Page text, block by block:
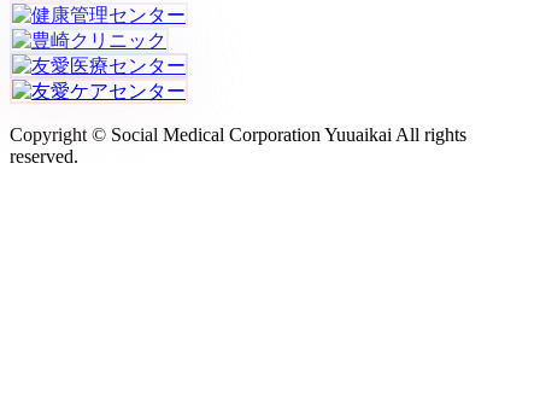
Copyright © Social Medical Corporation Yuuaikai All rights
reserved.